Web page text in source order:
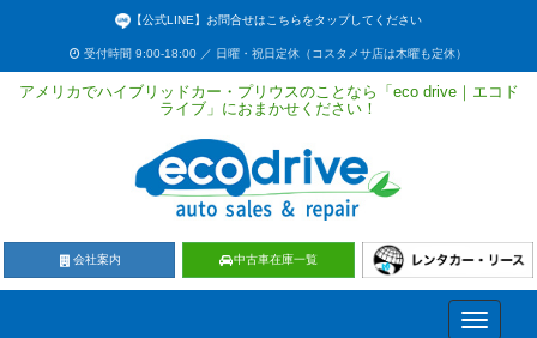
【公式LINE】お問合せはこちらをタップしてください
受付時間 9:00-18:00 ／ 日曜・祝日定休（コスタメサ店は木曜も定休）
アメリカでハイブリッドカー・プリウスのことなら「eco drive｜エコド
ライブ」におまかせください！
会社案内 中古車在庫一覧
Toggle